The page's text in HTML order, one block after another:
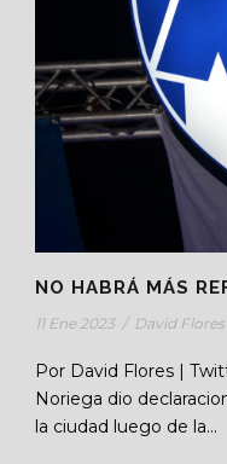
NO HABRÁ MÁS
11 Ene 2023 / David Flores
Por David Flores |
Noriega dio
la ciudad luego de la...